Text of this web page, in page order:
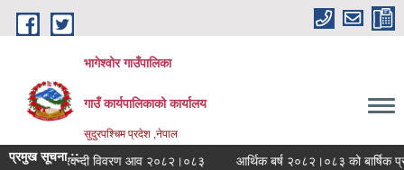
Skip to main content
भागेश्वोर गाउँपालिका
गाउँ कार्यपालिकाको कार्यालय
सुदुरपश्चिम प्रदेश ,नेपाल
प्रमुख सूचना ::
स्वीकृत दरवन्दी विवरण आव २०८२।०८३ आर्थिक बर्ष २०८२।०८३ को बार्षिक